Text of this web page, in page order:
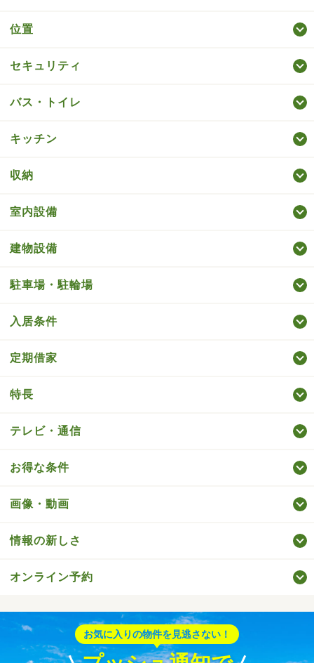
位置
セキュリティ
バス・トイレ
キッチン
収納
室内設備
建物設備
駐車場・駐輪場
入居条件
定期借家
特長
テレビ・通信
お得な条件
画像・動画
情報の新しさ
オンライン予約
お気に入りの物件を見逃さない！